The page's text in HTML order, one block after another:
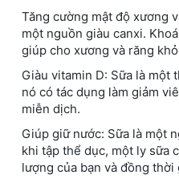
Tăng cường mật độ xương
một nguồn giàu canxi.
giúp cho xương và răng
Giàu vitamin D: Sữa là một
nó có tác dụng làm giảm
miễn dịch.
Giúp giữ nước: Sữa là một
khi tập thể dục, một ly sữa
lượng của bạn và đồng thời